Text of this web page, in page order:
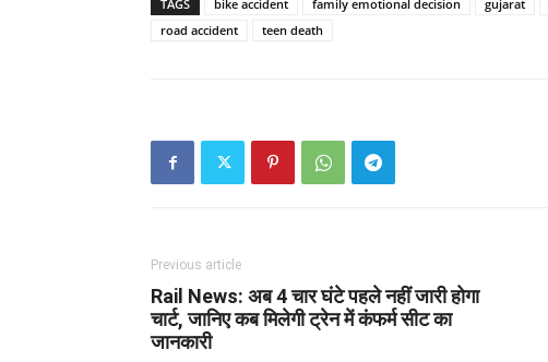
TAGS bike accident family emotional decision gujarat
road accident
teen death
Previous article
Rail News: अब 4 चार घंटे पहले नहीं जारी होगा
चार्ट, जानिए कब मिलेगी ट्रेन में कंफर्म सीट का
जानकारी